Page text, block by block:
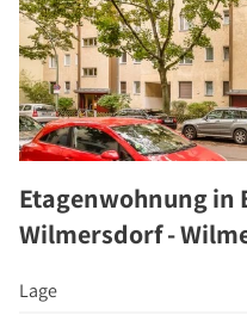
Newsletter Wohnen
Investment
Ihr Makler für Investment
Marktbericht 2025/2026
Investment Suchauftrag
Newsletter Investment
Immobilie kaufen
Etagenwohnung in
Wilmersdorf -
Lage